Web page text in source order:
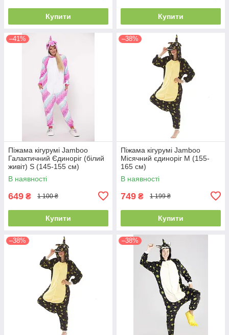
Купити Купити
–41%
Піжама кігурумі Jamboo
Галактичний Єдиноріг (білий
живіт) S (145-155 см)
В наявності
649 ₴ 1 100 ₴
Купити
–38%
Піжама кігурумі Jamboo
Місячний єдиноріг M (155-
165 см)
В наявності
749 ₴ 1 199 ₴
Купити
–38% –38%